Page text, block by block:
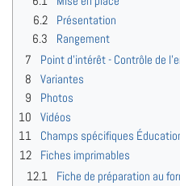
6.2
Présentation
6.3
Rangement
7
Point d'intérêt - Contrôle de
8
Variantes
9
Photos
10
Vidéos
11
Champs spécifiques
12
Fiches imprimables
12.1
Fiche de préparation au